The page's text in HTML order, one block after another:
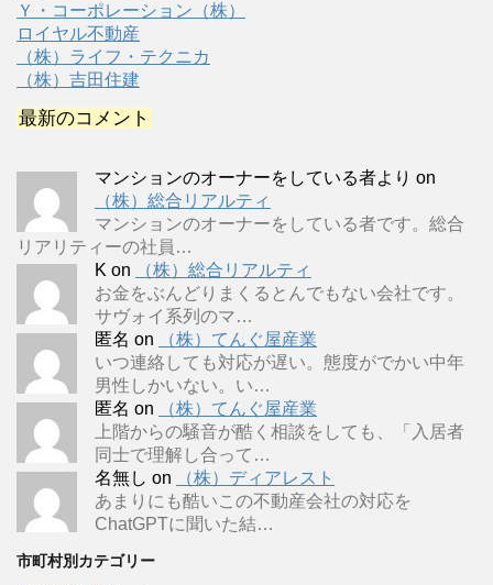
Ｙ・コーポレーション（株）
ロイヤル不動産
（株）ライフ・テクニカ
（株）吉田住建
最新のコメント
マンションのオーナーをしている者より on
（株）総合リアルティ
マンションのオーナーをしている者です。総合
リアリティーの社員…
K on
（株）総合リアルティ
お金をぶんどりまくるとんでもない会社です。
サヴォイ系列のマ…
匿名 on
（株）てんぐ屋産業
いつ連絡しても対応が遅い。態度がでかい中年
男性しかいない。い…
匿名 on
（株）てんぐ屋産業
上階からの騒音が酷く相談をしても、「入居者
同士で理解し合って…
名無し on
（株）ディアレスト
あまりにも酷いこの不動産会社の対応を
ChatGPTに聞いた結…
市町村別カテゴリー